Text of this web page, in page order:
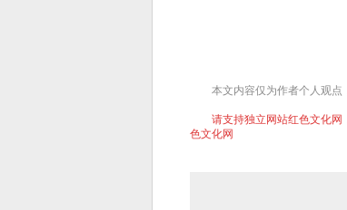
本文内容仅为作者个人观点
请支持独立网站红色文化
色文化网